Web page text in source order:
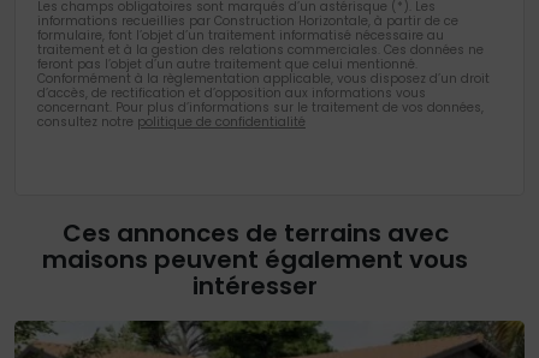
Les champs obligatoires sont marqués d’un astérisque (*). Les
informations recueillies par Construction Horizontale, à partir de ce
formulaire, font l’objet d’un traitement informatisé nécessaire au
traitement et à la gestion des relations commerciales. Ces données ne
feront pas l’objet d’un autre traitement que celui mentionné.
Conformément à la règlementation applicable, vous disposez d’un droit
d’accès, de rectification et d’opposition aux informations vous
concernant. Pour plus d’informations sur le traitement de vos données,
consultez notre politique de confidentialité
Ces annonces de terrains avec
maisons peuvent également vous
intéresser